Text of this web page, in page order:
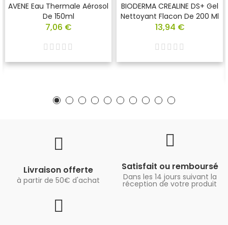
AVENE Eau Thermale Aérosol
De 150ml
7,06 €
BIODERMA CREALINE DS+ Gel
Nettoyant Flacon De 200 Ml
13,94 €
Livraison offerte
à partir de 50€ d'achat
Satisfait ou remboursé
Dans les 14 jours suivant la
réception de votre produit